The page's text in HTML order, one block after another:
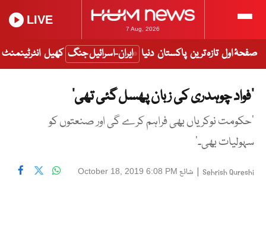
7 Aug, 2026
LIVE
صفحۂ اول تازہ ترین پاکستان دنیا ایران-اسرائیل جنگ کھیل انٹرٹینمنٹ
’فواد چوہدری کی زبان پھسل گئی تھی‘
‘حکومت نوکریاں بھی فراہم کرے گی اور صنعتوں کو
سہولیات بھی۔‘
Sehrish Qureshi
| شائع October 18, 2019 6:08 PM